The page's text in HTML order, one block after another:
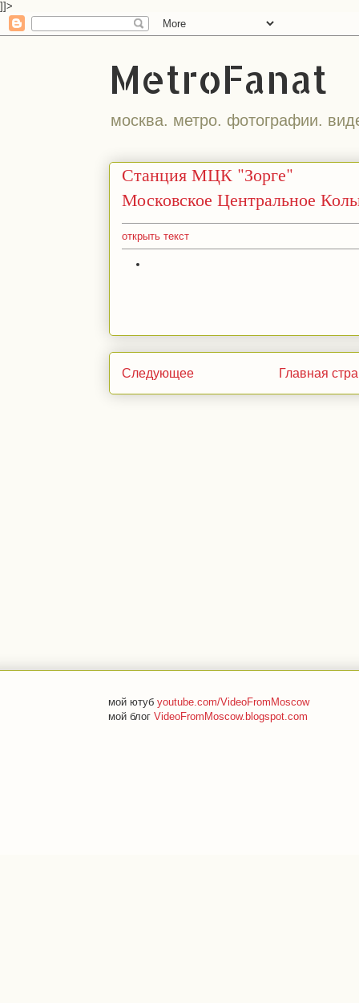
]]>
MetroFanat
москва. метро. фотографии.
Станция МЦК "Зорге"
Московское Центральное
открыть текст
Следующее Главная
мой ютуб youtube.com/VideoFromMoscow
мой блог VideoFromMoscow.blogspot.com